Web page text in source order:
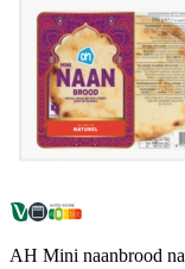
AH Mini naanbrood